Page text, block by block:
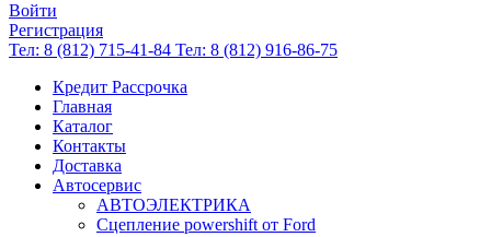
Войти
Регистрация
Тел: 8 (812) 715-41-84 Тел: 8 (812) 916-86-75
Кредит Рассрочка
Главная
Каталог
Контакты
Доставка
Автосервис
АВТОЭЛЕКТРИКА
Сцепление powershift от Ford